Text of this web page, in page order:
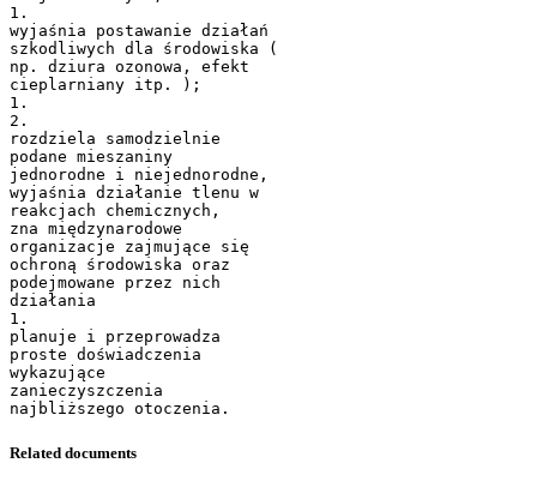
1.
wyjaśnia postawanie działań
szkodliwych dla środowiska (
np. dziura ozonowa, efekt
cieplarniany itp. );
1.
2.
rozdziela samodzielnie
podane mieszaniny
jednorodne i niejednorodne,
wyjaśnia działanie tlenu w
reakcjach chemicznych,
zna międzynarodowe
organizacje zajmujące się
ochroną środowiska oraz
podejmowane przez nich
działania
1.
planuje i przeprowadza
proste doświadczenia
wykazujące
zanieczyszczenia
Related documents